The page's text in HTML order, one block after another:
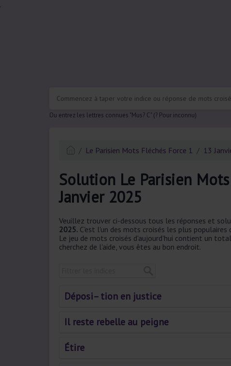
.
Ou entrez les lettres connues "Mus? C" (? Pour inconnu)
Le Parisien Mots Fléchés Force 1 13
Solution Le Parisien
Janvier 2025
Veuillez trouver ci-dessous tous les réponses et
2025. C'est l'un des mots croisés les plus
Le jeu de mots croisés d'aujourd'hui contient un
cherchez de l'aide, vous êtes au bon endroit.
Déposi– tion en justice
Il reste rebelle au peigne
Étire